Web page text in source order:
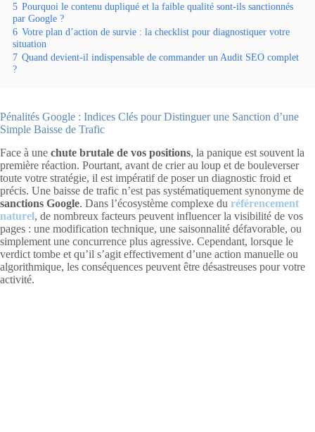
5 Pourquoi le contenu dupliqué et la faible qualité sont-ils sanctionnés
par Google ?
6 Votre plan d’action de survie : la checklist pour diagnostiquer votre
situation
7 Quand devient-il indispensable de commander un Audit SEO complet
?
Pénalités Google : Indices Clés pour Distinguer une Sanction d’une
Simple Baisse de Trafic
Face à une chute brutale de vos positions, la panique est souvent la
première réaction. Pourtant, avant de crier au loup et de bouleverser
toute votre stratégie, il est impératif de poser un diagnostic froid et
précis. Une baisse de trafic n’est pas systématiquement synonyme de
sanctions Google. Dans l’écosystème complexe du référencement
naturel, de nombreux facteurs peuvent influencer la visibilité de vos
pages : une modification technique, une saisonnalité défavorable, ou
simplement une concurrence plus agressive. Cependant, lorsque le
verdict tombe et qu’il s’agit effectivement d’une action manuelle ou
algorithmique, les conséquences peuvent être désastreuses pour votre
activité.